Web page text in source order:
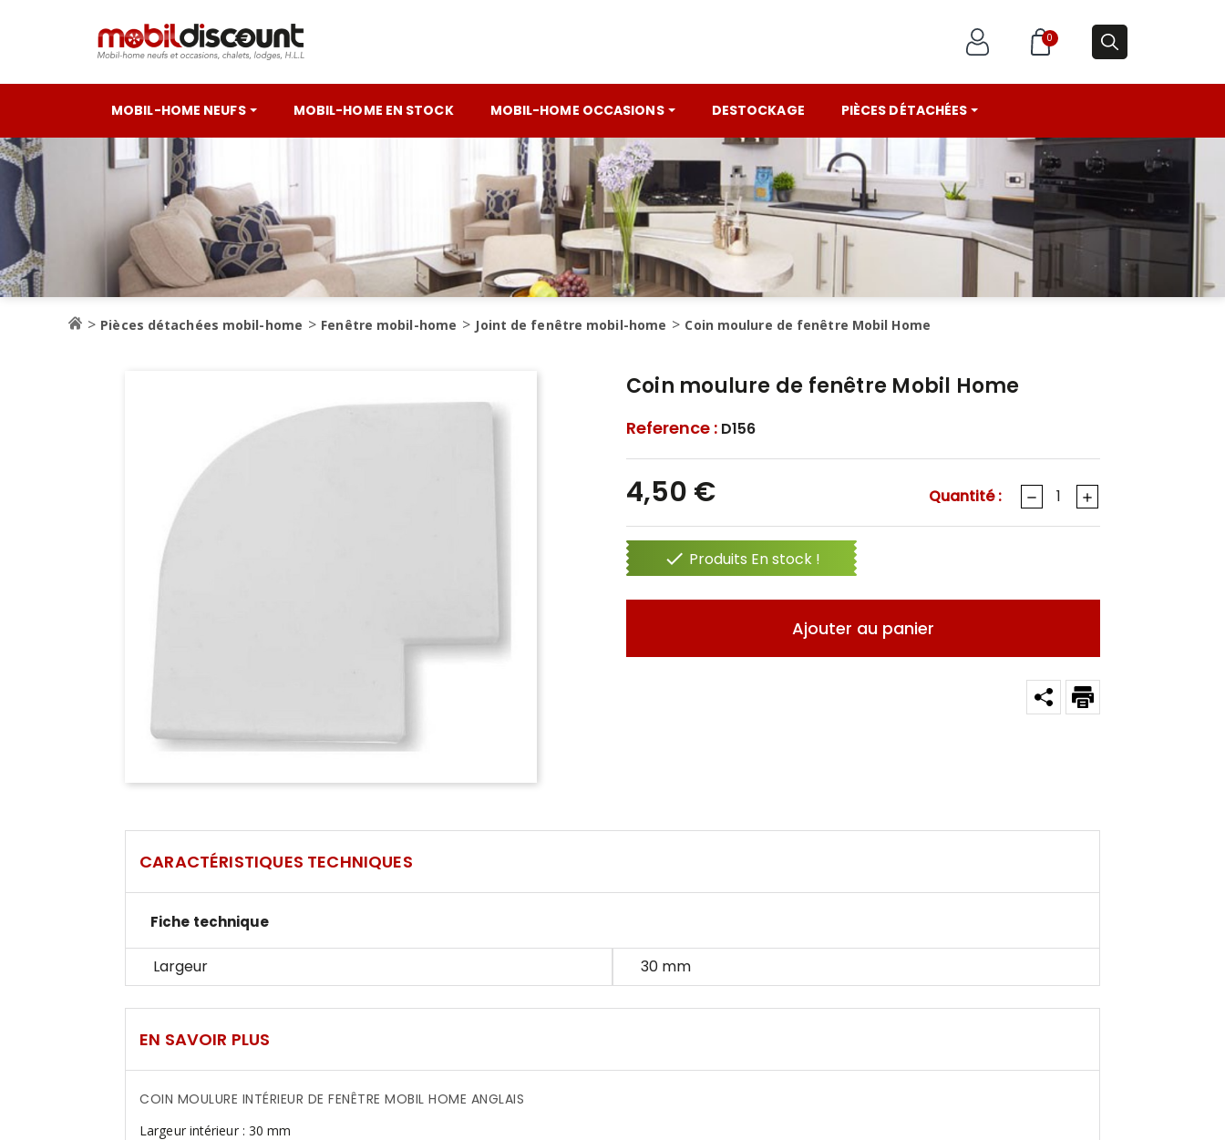
0
MOBIL-HOME NEUFS MOBIL-HOME EN STOCK MOBIL-HOME OCCASIONS DESTOCKAGE PIÈCES DÉTACHÉES
Pièces détachées mobil-home Fenêtre mobil-home Joint de fenêtre mobil-home Coin moulure de fenêtre Mobil Home
Coin moulure de fenêtre Mobil Home
Reference : D156
4,50 € Quantité :
 Produits En stock !
Ajouter au panier
CARACTÉRISTIQUES TECHNIQUES
Fiche technique
Largeur 30 mm
EN SAVOIR PLUS
COIN MOULURE INTÉRIEUR DE FENÊTRE MOBIL HOME ANGLAIS
Largeur intérieur : 30 mm